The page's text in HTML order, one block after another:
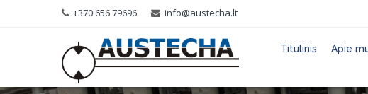
+370 656 79696 info@austecha.lt
Titulinis Apie